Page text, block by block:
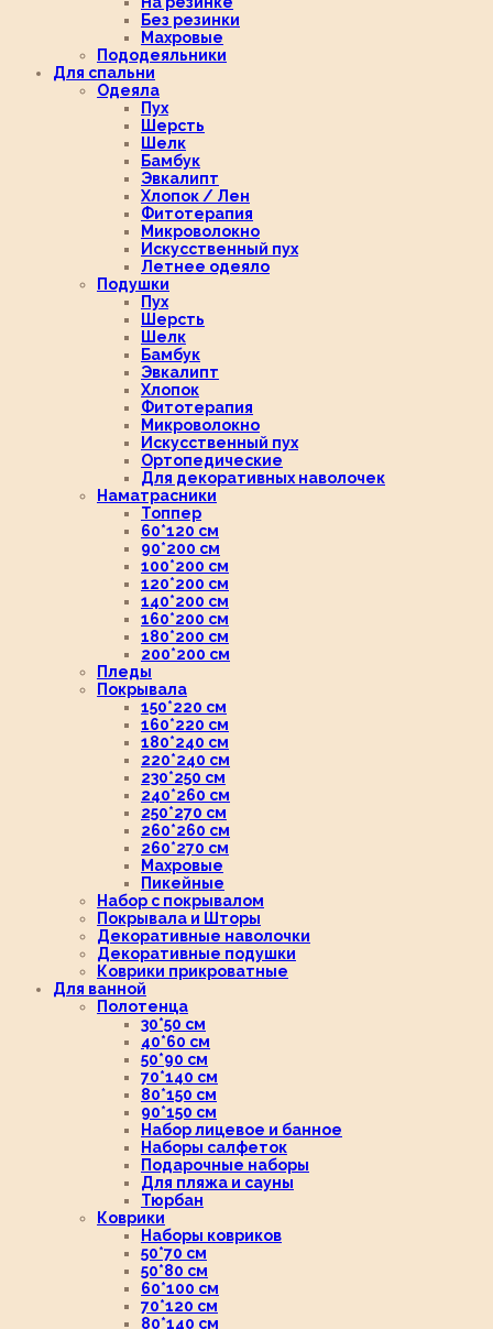
Без резинки
Махровые
Пододеяльники
Для спальни
Одеяла
Пух
Шерсть
Шелк
Бамбук
Эвкалипт
Хлопок / Лен
Фитотерапия
Микроволокно
Искусственный пух
Летнее одеяло
Подушки
Пух
Шерсть
Шелк
Бамбук
Эвкалипт
Хлопок
Фитотерапия
Микроволокно
Искусственный пух
Ортопедические
Для декоративных наволочек
Наматрасники
Топпер
60*120 см
90*200 см
100*200 см
120*200 см
140*200 см
160*200 см
180*200 см
200*200 см
Пледы
Покрывала
150*220 см
160*220 см
180*240 см
220*240 см
230*250 см
240*260 см
250*270 см
260*260 см
260*270 см
Махровые
Пикейные
Набор с покрывалом
Покрывала и Шторы
Декоративные наволочки
Декоративные подушки
Коврики прикроватные
Для ванной
Полотенца
30*50 см
40*60 см
50*90 см
70*140 см
80*150 см
90*150 см
Набор лицевое и банное
Наборы салфеток
Подарочные наборы
Для пляжа и сауны
Тюрбан
Коврики
Наборы ковриков
50*70 см
50*80 см
60*100 см
70*120 см
80*140 см